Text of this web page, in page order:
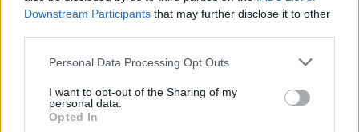
Downstream Participants that may further disclose it to other
Please note that this website/app uses one or more Google
not limited to your visit or usage behaviour. You may click to
grant or deny consent to Google and its third-party tags to
use your data for below specified purposes in below Google
Personal Data Processing Opt Outs
I want to opt-out of the Sharing of my
personal data.
Opted In